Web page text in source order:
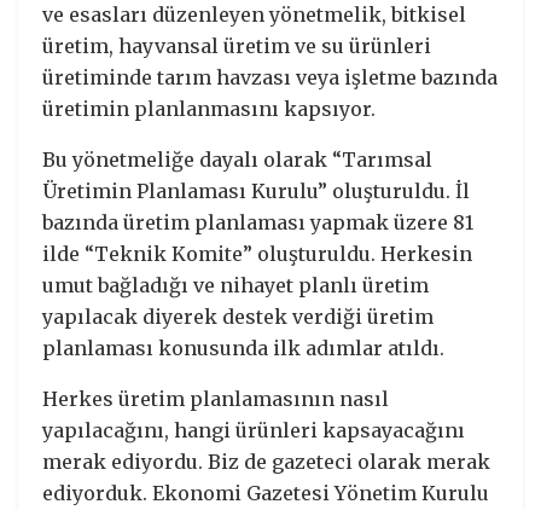
ve esasları düzenleyen yönetmelik, bitkisel
üretim, hayvansal üretim ve su ürünleri
üretiminde tarım havzası veya işletme bazında
üretimin planlanmasını kapsıyor.
Bu yönetmeliğe dayalı olarak “Tarımsal
Üretimin Planlaması Kurulu” oluşturuldu. İl
bazında üretim planlaması yapmak üzere 81
ilde “Teknik Komite” oluşturuldu. Herkesin
umut bağladığı ve nihayet planlı üretim
yapılacak diyerek destek verdiği üretim
planlaması konusunda ilk adımlar atıldı.
Herkes üretim planlamasının nasıl
yapılacağını, hangi ürünleri kapsayacağını
merak ediyordu. Biz de gazeteci olarak merak
ediyorduk. Ekonomi Gazetesi Yönetim Kurulu